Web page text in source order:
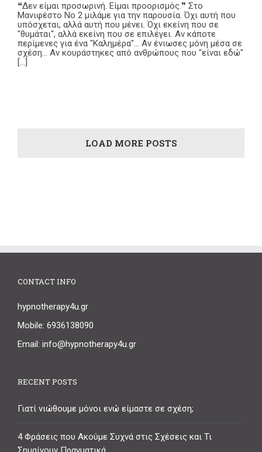
❝Δεν είμαι προσωρινή. Είμαι προορισμός.❞ Στο
Μανιφέστο Νο 2 μιλάμε για την παρουσία. Όχι αυτή που
υπόσχεται, αλλά αυτή που μένει. Όχι εκείνη που σε
"θυμάται", αλλά εκείνη που σε επιλέγει. Αν κάποτε
περίμενες για ένα "Καλημέρα"... Αν ένιωσες μόνη μέσα σε
σχέση... Αν κουράστηκες από ανθρώπους που "είναι εδώ"
[...]
LOAD MORE POSTS
CONTACT INFO
hypnotherapy4u.gr
Mobile: 6936138090
Email: info@hypnotherapy4u.gr
RECENT POSTS
Γιατί νιώθουμε μόνοι ενώ είμαστε σε σχέση;
4 Φράσεις που Ακούμε Συχνά στις Σχέσεις και Τι